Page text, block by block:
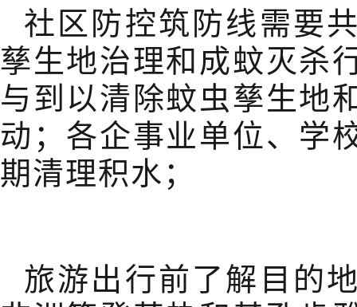
社区防控筑防线需要
孳生地治理和成蚊灭杀
与到以清除蚊虫孳生地
动；各企事业单位、学
期清理积水；
旅游出行前了解目的